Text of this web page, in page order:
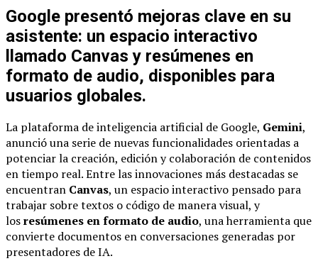
Google presentó mejoras clave en su
asistente: un espacio interactivo
llamado Canvas y resúmenes en
formato de audio, disponibles para
usuarios globales.
La plataforma de inteligencia artificial de Google, Gemini,
anunció una serie de nuevas funcionalidades orientadas a
potenciar la creación, edición y colaboración de contenidos
en tiempo real. Entre las innovaciones más destacadas se
encuentran Canvas, un espacio interactivo pensado para
trabajar sobre textos o código de manera visual, y
losresúmenes en formato de audio, una herramienta que
convierte documentos en conversaciones generadas por
presentadores de IA.